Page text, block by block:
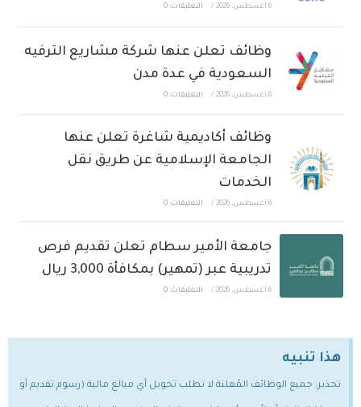
6 أغسطس، 2026 / التعليقات: 0
وظائف تعلن عنها شركة مشاريع الترفيه
السعودية في عدة مدن
6 أغسطس، 2026 / التعليقات: 0
وظائف أكاديمية شاغرة تعلن عنها
الجامعة الإسلامية عن طريق نقل
الخدمات
6 أغسطس، 2026 / التعليقات: 0
جامعة الأمير سطام تعلن تقديم فرص
تدريبية عبر (تمهير) بمكافأة 3,000 ريال
6 أغسطس، 2026 / التعليقات: 0
هذا تنبيه
تحذير: جميع الوظائف المُعلنة لا تطلب تحويل أي مبالغ مالية (رسوم تقديم أو